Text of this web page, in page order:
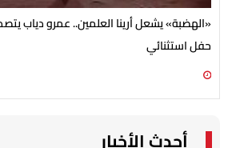
«الهضبة» يشعل أرينا العلمين.. عمرو دياب
حفل استثنائي
أحدث الأخبار